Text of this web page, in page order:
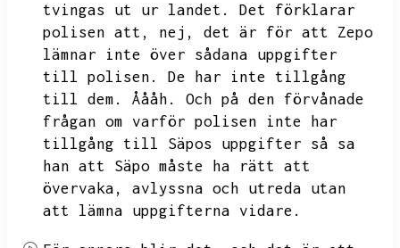
tvingas ut ur landet.
Det förklarar
polisen att,
nej,
det är för att Zepo
lämnar inte över sådana uppgifter
till polisen.
De har inte tillgång
till dem.
Åååh.
Och på den förvånade
frågan om varför polisen inte har
tillgång till Säpos uppgifter så sa
han att Säpo måste ha rätt att
övervaka,
avlyssna och utreda utan
att lämna uppgifterna vidare.